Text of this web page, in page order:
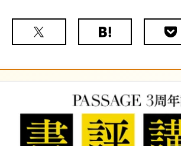
X（旧
は
ク
マ
ー
ク